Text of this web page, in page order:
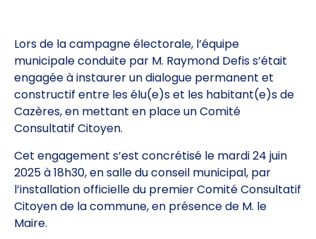
Lors de la campagne électorale, l’équipe
municipale conduite par M. Raymond Defis s’était
engagée à instaurer un dialogue permanent et
constructif entre les élu(e)s et les habitant(e)s de
Cazères, en mettant en place un Comité
Consultatif Citoyen.
Cet engagement s’est concrétisé le mardi 24 juin
2025 à 18h30, en salle du conseil municipal, par
l’installation officielle du premier Comité Consultatif
Citoyen de la commune, en présence de M. le
Maire.